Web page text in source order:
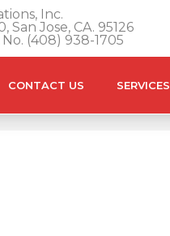
Inc.
Jose, CA. 95126
(408) 938-1705
CONTACT US SERVICES